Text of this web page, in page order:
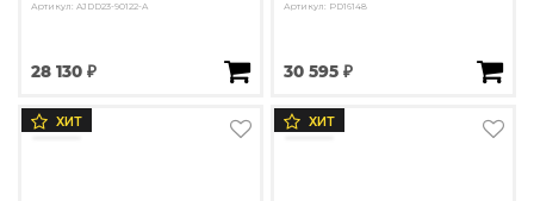
Артикул: AJDD23-90122-A
28 130 ₽
Артикул: PD16148
30 595 ₽
ХИТ ХИТ